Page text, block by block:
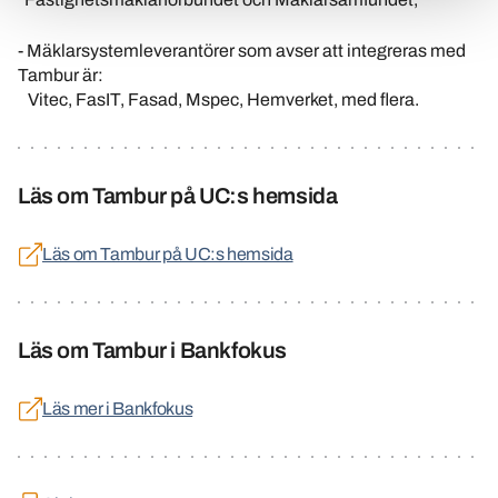
- Mäklarsystemleverantörer som avser att integreras med
Tambur är:
Vitec, FasIT, Fasad, Mspec, Hemverket, med flera.
Läs om Tambur på UC:s hemsida
Läs om Tambur på UC:s hemsida
Läs om Tambur i Bankfokus
Läs mer i Bankfokus